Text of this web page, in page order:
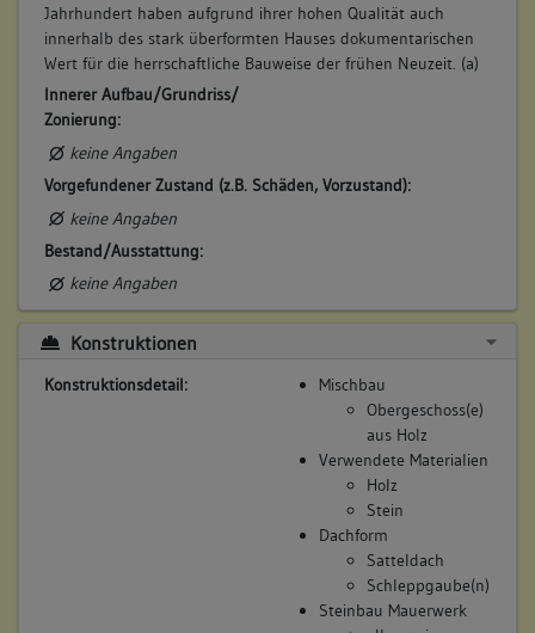
7. Besitzer:in:
(1569 - 1587)
Feifel, Hanns
Bemerkung Familie:
Bemerkung Besitz:
zinst
Beschreibung:
Beruf / Amt / Titel:
Erdgeschoss
Dachgeschoss(e)
Tuchscherer, Witwe
Jahrhundert haben aufgrund ihrer hohen Qualität auch
innerhalb des stark überformten Hauses dokumentarischen
Wert für die herrschaftliche Bauweise der frühen Neuzeit. (a)
Innerer Aufbau/Grundriss/
Zonierung:
keine Angaben
Vorgefundener Zustand (z.B. Schäden, Vorzustand):
keine Angaben
Bestand/Ausstattung:
keine Angaben
Konstruktionen
Konstruktionsdetail:
Mischbau
Obergeschoss(e)
aus Holz
Verwendete Materialien
Holz
Stein
Dachform
Satteldach
Schleppgaube(n)
Steinbau Mauerwerk